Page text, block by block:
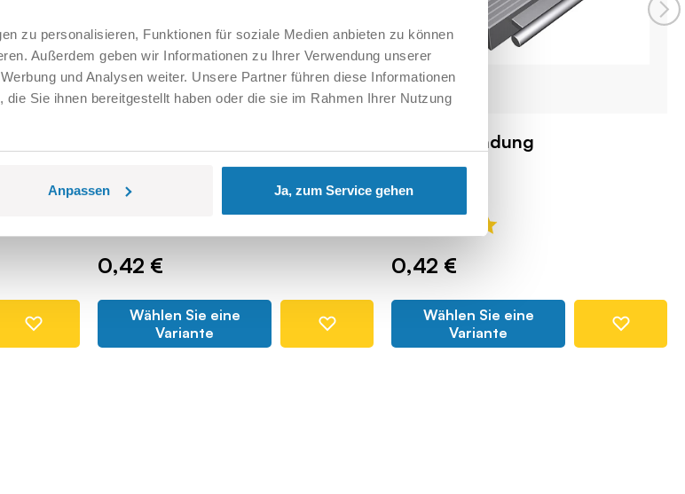
zu personalisieren, Funktionen für soziale Medien anbieten zu können
Außerdem geben wir Informationen zu Ihrer Verwendung unserer
und Analysen weiter. Unsere Partner führen diese Informationen
Sie ihnen bereitgestellt haben oder die sie im Rahmen Ihrer Nutzung
Anpassen Ja, zum Service gehen
0,42 €
Wählen Sie eine
Variante
Trackverbindung
COBI-45629
0,42 €
Wählen Sie eine
Variante